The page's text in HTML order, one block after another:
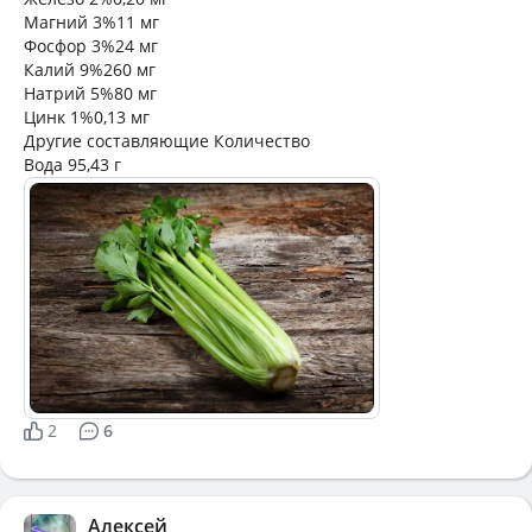
Магний 3%11 мг
Фосфор 3%24 мг
Калий 9%260 мг
Натрий 5%80 мг
Цинк 1%0,13 мг
Другие составляющие Количество
Вода 95,43 г
2 6
Алексей